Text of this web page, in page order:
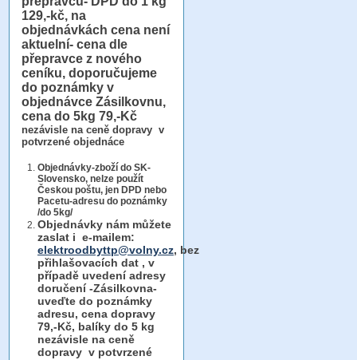
129,-kč, na
objednávkách cena není
aktuelní- cena dle
přepravce z nového
ceníku, doporučujeme
do poznámky v
objednávce Zásilkovnu,
cena do 5kg 79,-Kč
nezávisle na ceně dopravy v
potvrzené objednáce
Objednávky-zboží do SK-
Slovensko, nelze použít
Českou poštu, jen DPD nebo
Pacetu-adresu do poznámky
/do 5kg/
Objednávky nám můžete
zaslat i e-mailem:
elektroodbyttp@volny.cz, bez
přihlašovacích dat , v
případě uvedení adresy
doručení -Zásilkovna-
uveďte do poznámky
adresu, cena dopravy
79,-Kč, balíky do 5 kg
nezávisle na ceně
dopravy v potvrzené